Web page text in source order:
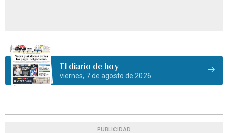
El diario de hoy
viernes, 7 de agosto de 2026
PUBLICIDAD